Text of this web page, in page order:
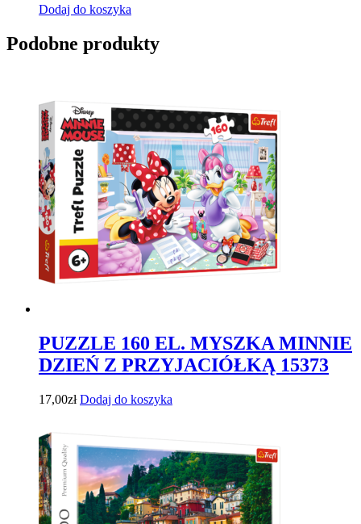
Dodaj do koszyka
Podobne produkty
PUZZLE 160 EL. MYSZKA MINNIE
DZIEŃ Z PRZYJACIÓŁKĄ 15373
17,00zł Dodaj do koszyka